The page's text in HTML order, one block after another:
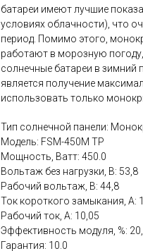
батареи имеют лучшие
условиях облачности), что
период. Помимо этого,
работают в морозную
солнечные батареи в зимний
является получение
использовать только
Тип солнечной панели:
Модель: FSM-450M TP
Мощность, Ватт: 450.0
Вольтаж без нагрузки, В: 53,8
Рабочий вольтаж, В: 44,8
Ток короткого замыкания, А:
Рабочий ток, А: 10,05
Эффективность модуля, %:
Гарантия: 10.0